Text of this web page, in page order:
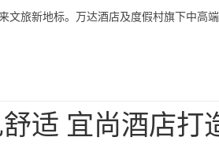
文旅新地标。万达酒店及度假村旗下中高
适 宜尚酒店打